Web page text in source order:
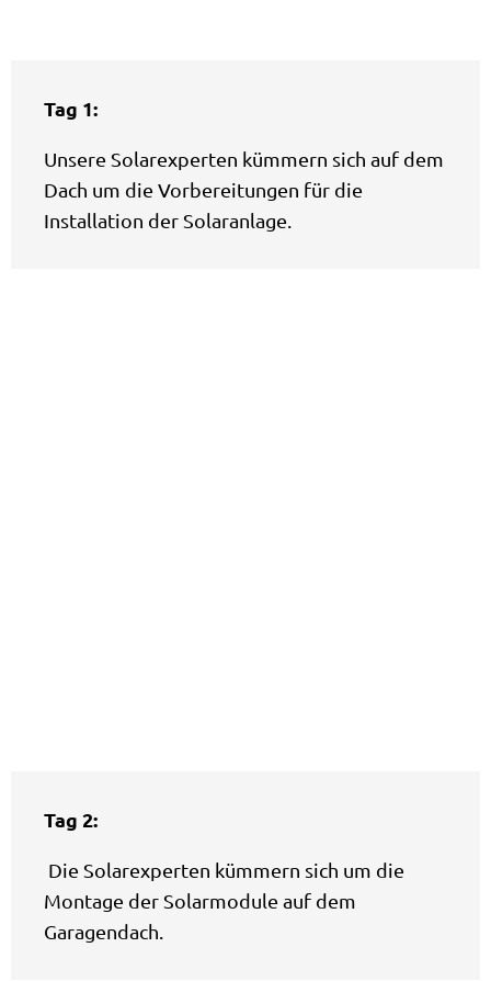
Tag 1:
Unsere Solarexperten kümmern sich auf dem
Dach um die Vorbereitungen für die
Installation der Solaranlage.
Tag 2:
Die Solarexperten kümmern sich um die
Montage der Solarmodule auf dem
Garagendach.